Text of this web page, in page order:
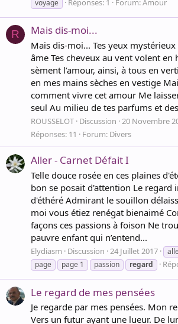
voyage
Réponses: 1 Forum:Amour
R Mais dis-moi...
Mais dis-moi... Tes yeux
âme Tes cheveux au vent volent
sèment l’amour, ainsi, à tous en
en mes mains sèches en vestige
comment vivre cet amour Me
seul Au milieu de tes parfums et
ROUSSELOT Discussion 20 Novembre
Réponses: 11 Forum: Divers
Aller - Carnet Défait I
Telle douce rosée en ces plaines
bon se posait d'attention Le regard
d'éthéré Admirant le souillon
moi vous étiez renégat bienaimé
façons ces passions à foison Ne
pauvre enfant qui n’entend...
Elydiasm Discussion 24 Juillet 2017
page
page 1 passion regard
Le regard de mes pensées
Je regarde par mes pensées. Mon
Vers un futur ayant une lueur. De